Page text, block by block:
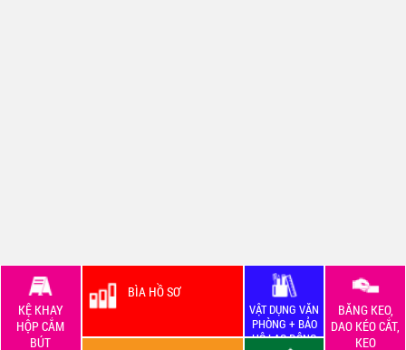
KỆ KHAY
HỘP CẮM
BÚT
BÌA HỒ SƠ
VẬT DỤNG VĂN
PHÒNG + BẢO
HỘ LAO ĐỘNG
BĂNG KEO,
DAO KÉO CẮT,
KEO